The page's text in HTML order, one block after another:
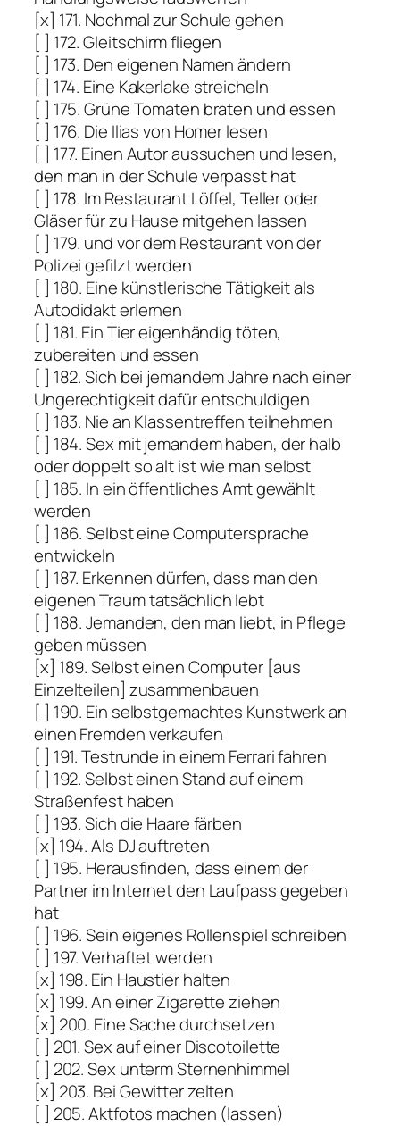
[x] 171. Nochmal zur Schule gehen
[ ] 172. Gleitschirm fliegen
[ ] 173. Den eigenen Namen ändern
[ ] 174. Eine Kakerlake streicheln
[ ] 175. Grüne Tomaten braten und essen
[ ] 176. Die Ilias von Homer lesen
[ ] 177. Einen Autor aussuchen und lesen,
den man in der Schule verpasst hat
[ ] 178. Im Restaurant Löffel, Teller oder
Gläser für zu Hause mitgehen lassen
[ ] 179. und vor dem Restaurant von der
Polizei gefilzt werden
[ ] 180. Eine künstlerische Tätigkeit als
Autodidakt erlernen
[ ] 181. Ein Tier eigenhändig töten,
zubereiten und essen
[ ] 182. Sich bei jemandem Jahre nach einer
Ungerechtigkeit dafür entschuldigen
[ ] 183. Nie an Klassentreffen teilnehmen
[ ] 184. Sex mit jemandem haben, der halb
oder doppelt so alt ist wie man selbst
[ ] 185. In ein öffentliches Amt gewählt
werden
[ ] 186. Selbst eine Computersprache
entwickeln
[ ] 187. Erkennen dürfen, dass man den
eigenen Traum tatsächlich lebt
[ ] 188. Jemanden, den man liebt, in Pflege
geben müssen
[x] 189. Selbst einen Computer [aus
Einzelteilen] zusammenbauen
[ ] 190. Ein selbstgemachtes Kunstwerk an
einen Fremden verkaufen
[ ] 191. Testrunde in einem Ferrari fahren
[ ] 192. Selbst einen Stand auf einem
Straßenfest haben
[ ] 193. Sich die Haare färben
[x] 194. Als DJ auftreten
[ ] 195. Herausfinden, dass einem der
Partner im Internet den Laufpass gegeben
hat
[ ] 196. Sein eigenes Rollenspiel schreiben
[ ] 197. Verhaftet werden
[x] 198. Ein Haustier halten
[x] 199. An einer Zigarette ziehen
[x] 200. Eine Sache durchsetzen
[ ] 201. Sex auf einer Discotoilette
[ ] 202. Sex unterm Sternenhimmel
[x] 203. Bei Gewitter zelten
[ ] 205. Aktfotos machen (lassen)